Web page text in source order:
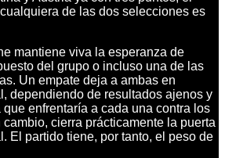
de las dos selecciones es
mantiene viva la esperanza de
del grupo o incluso una de las
Un empate deja a ambas en
dependiendo de resultados ajenos y
enfrentaría a cada una contra los
cambio, cierra prácticamente la puerta
El partido tiene, por tanto, el peso de